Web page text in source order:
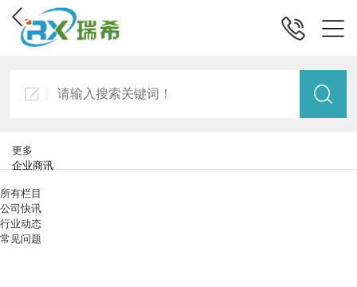
更多
企业商讯
所有栏目
公司快讯
行业动态
常见问题